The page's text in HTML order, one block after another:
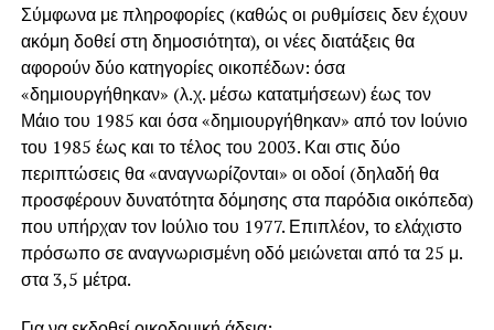
Σύμφωνα με πληροφορίες (καθώς οι ρυθμίσεις δεν έχουν
ακόμη δοθεί στη δημοσιότητα), οι νέες διατάξεις θα
αφορούν δύο κατηγορίες οικοπέδων: όσα
«δημιουργήθηκαν» (λ.χ. μέσω κατατμήσεων) έως τον
Μάιο του 1985 και όσα «δημιουργήθηκαν» από τον Ιούνιο
του 1985 έως και το τέλος του 2003. Και στις δύο
περιπτώσεις θα «αναγνωρίζονται» οι οδοί (δηλαδή θα
προσφέρουν δυνατότητα δόμησης στα παρόδια οικόπεδα)
που υπήρχαν τον Ιούλιο του 1977. Επιπλέον, το ελάχιστο
πρόσωπο σε αναγνωρισμένη οδό μειώνεται από τα 25 μ.
στα 3,5 μέτρα.